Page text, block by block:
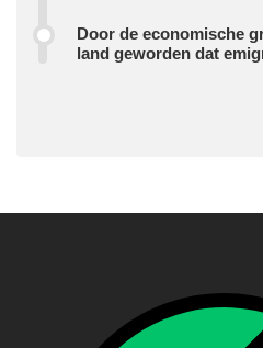
Door de economische
land geworden dat